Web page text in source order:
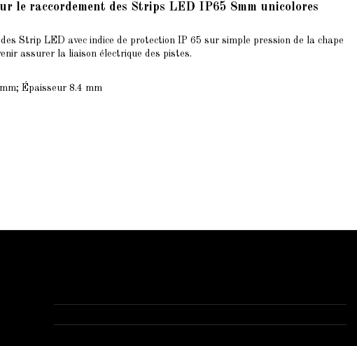
le raccordement des Strips LED IP65 8mm unicolores
Strip LED avec indice de protection IP 65 sur simple pression de la chape
assurer la liaison électrique des pistes.
Épaisseur 8.4 mm